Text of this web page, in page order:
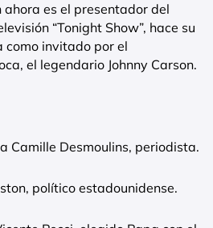
ahora es el presentador del
“Tonight Show”, hace su
como invitado por el
el legendario Johnny Carson.
Camille Desmoulins, periodista.
político estadounidense.